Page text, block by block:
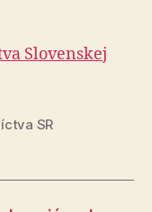
Slovenskej
SR